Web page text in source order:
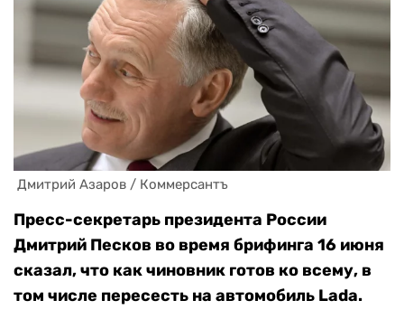
Дмитрий Азаров / Коммерсантъ
Пресс-секретарь президента России
Дмитрий Песков во время брифинга 16 июня
сказал, что как чиновник готов ко всему, в
том числе пересесть на автомобиль Lada.